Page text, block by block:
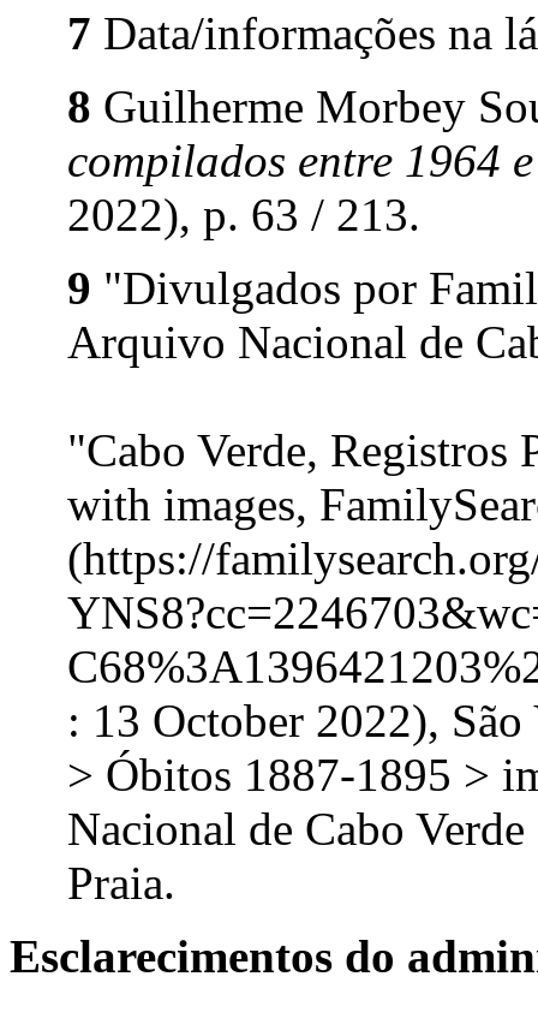
7 Data/informações na
8 Guilherme Morbey
compilados entre 1964
2022), p. 63 / 213.
9 "Divulgados por
Arquivo Nacional de
"Cabo Verde, Registros
with images,
(https://
: 13 October 2022),
> Óbitos 1887-1895 >
Nacional de Cabo
Praia.
Esclarecimentos do